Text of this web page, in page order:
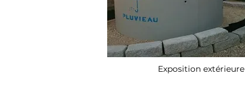
Exposition extérieure